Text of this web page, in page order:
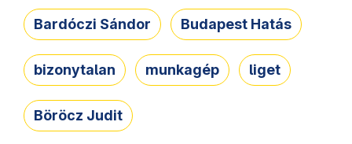
Bardóczi Sándor Budapest Hatás
bizonytalan munkagép liget
Böröcz Judit